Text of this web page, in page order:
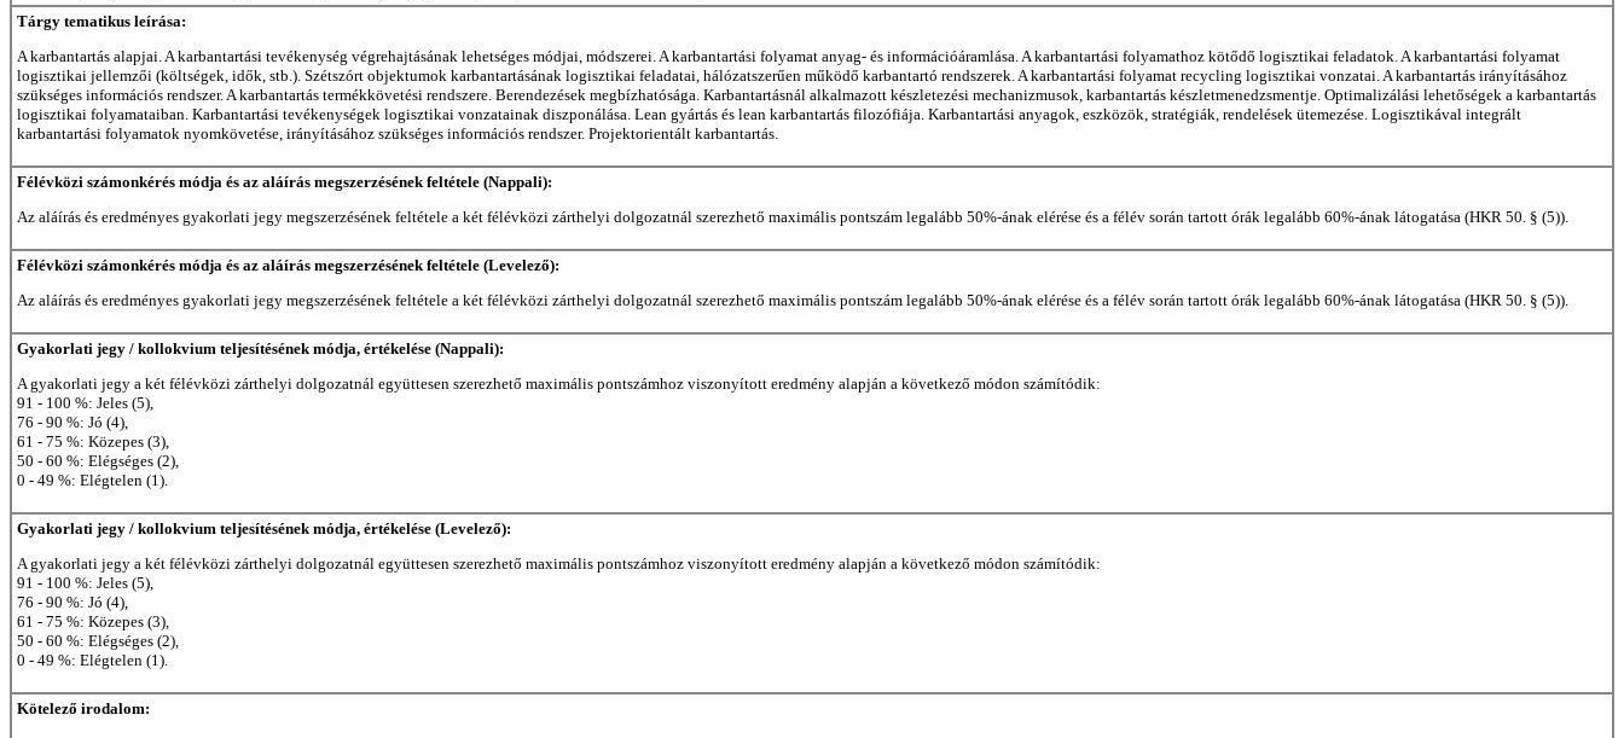
Tárgy tematikus leírása:
A karbantartás alapjai. A karbantartási tevékenység végrehajtásának lehetséges módjai, módszerei. A karbantartási folyamat anyag- és információáramlása. A karbantartási folyamathoz kötődő logisztikai feladatok. A karbantartási folyamat
logisztikai jellemzői (költségek, idők, stb.). Szétszórt objektumok karbantartásának logisztikai feladatai, hálózatszerűen működő karbantartó rendszerek. A karbantartási folyamat recycling logisztikai vonzatai. A karbantartás irányításához
szükséges információs rendszer. A karbantartás termékkövetési rendszere. Berendezések megbízhatósága. Karbantartásnál alkalmazott készletezési mechanizmusok, karbantartás készletmenedzsmentje. Optimalizálási lehetőségek a karbantartás
logisztikai folyamataiban. Karbantartási tevékenységek logisztikai vonzatainak diszponálása. Lean gyártás és lean karbantartás filozófiája. Karbantartási anyagok, eszközök, stratégiák, rendelések ütemezése. Logisztikával integrált
karbantartási folyamatok nyomkövetése, irányításához szükséges információs rendszer. Projektorientált karbantartás.
Félévközi számonkérés módja és az aláírás megszerzésének feltétele (Nappali):
Az aláírás és eredményes gyakorlati jegy megszerzésének feltétele a két félévközi zárthelyi dolgozatnál szerezhető maximális pontszám legalább 50%-ának elérése és a félév során tartott órák legalább 60%-ának látogatása (HKR 50. § (5)).
Félévközi számonkérés módja és az aláírás megszerzésének feltétele (Levelező):
Az aláírás és eredményes gyakorlati jegy megszerzésének feltétele a két félévközi zárthelyi dolgozatnál szerezhető maximális pontszám legalább 50%-ának elérése és a félév során tartott órák legalább 60%-ának látogatása (HKR 50. § (5)).
Gyakorlati jegy / kollokvium teljesítésének módja, értékelése (Nappali):
A gyakorlati jegy a két félévközi zárthelyi dolgozatnál együttesen szerezhető maximális pontszámhoz viszonyított eredmény alapján a következő módon számítódik:
91 - 100 %: Jeles (5),
76 - 90 %: Jó (4),
61 - 75 %: Közepes (3),
50 - 60 %: Elégséges (2),
0 - 49 %: Elégtelen (1).
Gyakorlati jegy / kollokvium teljesítésének módja, értékelése (Levelező):
A gyakorlati jegy a két félévközi zárthelyi dolgozatnál együttesen szerezhető maximális pontszámhoz viszonyított eredmény alapján a következő módon számítódik:
91 - 100 %: Jeles (5),
76 - 90 %: Jó (4),
61 - 75 %: Közepes (3),
50 - 60 %: Elégséges (2),
0 - 49 %: Elégtelen (1).
Kötelező irodalom: